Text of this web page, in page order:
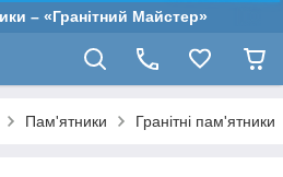
– «Гранітний Майстер»
Пам'ятники Гранітні пам'ятники